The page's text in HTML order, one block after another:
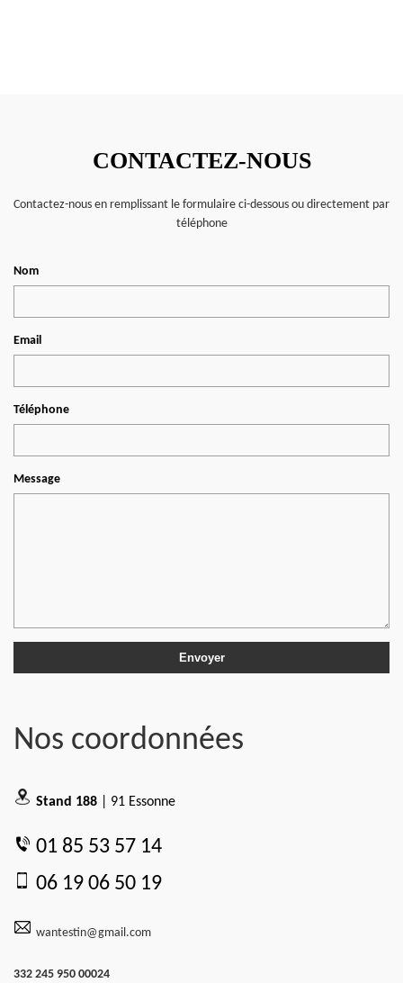
CONTACTEZ-NOUS
Contactez-nous en remplissant le formulaire ci-dessous ou directement par
téléphone
Nom
Email
Téléphone
Message
Nos coordonnées
Stand 188 | 91 Essonne
01 85 53 57 14
06 19 06 50 19
wantestin@gmail.com
332 245 950 00024